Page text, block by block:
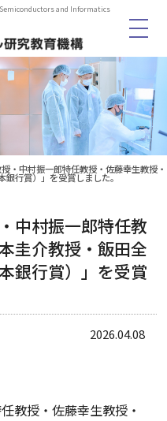
and Informatics
授・中村振一郎特任教授・佐藤幸生教授・
銀行賞）」を受賞しました。
中村振一郎特任教
圭介教授・飯田全
銀行賞）」を受賞
2026.04.08
教授・佐藤幸生教授・